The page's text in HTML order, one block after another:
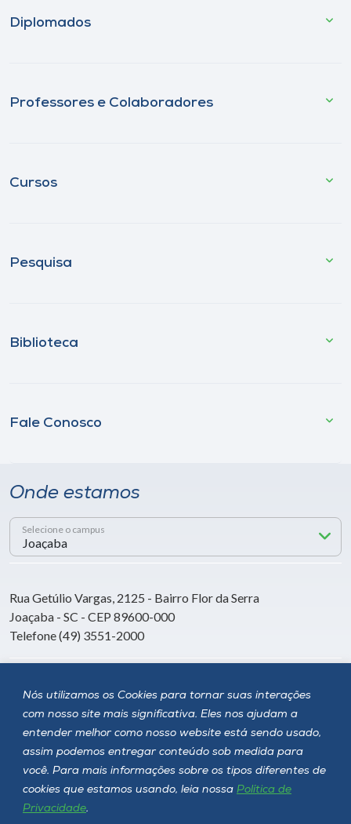
Nós utilizamos os Cookies para tornar suas interações
com nosso site mais significativa. Eles nos ajudam a
entender melhor como nosso website está sendo usado,
assim podemos entregar conteúdo sob medida para
você. Para mais informações sobre os tipos diferentes de
cookies que estamos usando, leia nossa Política de
Privacidade.
Diplomados
Professores e Colaboradores
Cursos
Pesquisa
Biblioteca
Fale Conosco
Onde estamos
Selecione o campus
Rua Getúlio Vargas, 2125 - Bairro Flor da Serra
Joaçaba - SC - CEP 89600-000
Telefone (49) 3551-2000
Siga a Unoesc